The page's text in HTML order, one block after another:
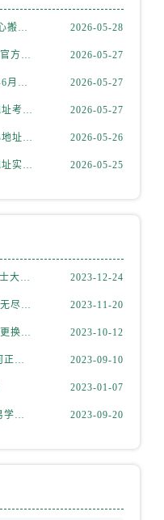
江苏省常州市新北区龙锦路1590号现代传媒中心5号楼10层1008室劳力士售后服务中心（需提前预约）
江苏省泰州市海陵区永定东路399号置地商务中心东塔（华润万象城）17层1706室劳力士售后服务中心（需提前预约）
2026年6月劳力士官方保养维修中心搬迁及新开网点补充最终告知文件 2026-05-28
劳力士售后客户服务全流程解析：官方电话与全国服务网点布局（2026年6月最新更新） 2026-05-27
劳力士手表维修深度测评：2026年6月最新官方售后服务网点全盘点 2026-05-27
2026最新劳力士腕表客户服务点地址考察报告 2026-05-27
2026最新劳力士手表售后保养中心地址考察报告 2026-05-26
2026最新劳力士手表售后服务点地址实地探访报告 2026-05-25
劳力士腕表部位大“解剖”——劳力士大讲堂开课啦！ 2023-12-24
听取劳力士内部零件的呼喊，似有无尽的故事等待我们去探索 2023-11-20
劳力士手表表扣的更换步骤（如何更换手表的表扣） 2023-10-12
劳力士机械表后面是玻璃表盘(如何正确清洁和保养) 2023-09-10
2023-01-07
劳力士机械表怎么换表带的(简单易学的步骤) 2023-09-20